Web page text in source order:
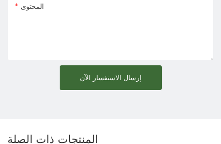
المحتوى
إرسال الاستفسار الآن
المنتجات ذات الصلة